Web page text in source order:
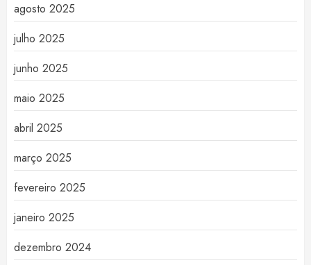
agosto 2025
julho 2025
junho 2025
maio 2025
abril 2025
março 2025
fevereiro 2025
janeiro 2025
dezembro 2024